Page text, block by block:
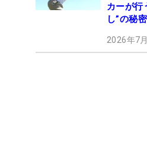
カーが行
し”の秘密
2026年7